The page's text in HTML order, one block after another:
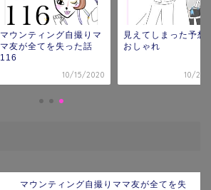
マウンティング自撮りマ
マ友が全てを失った話
116
10/15/2020
見えてしまった予想
おしゃれ
10/22/
マウンティング自撮りママ友が全てを失